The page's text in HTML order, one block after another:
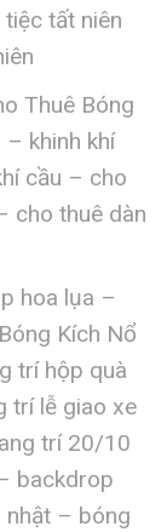
tất niên
Thuê Bóng
– khinh khí
cầu – cho
cho thuê dàn
hoa lụa –
Kích Nổ
trí hộp quà
trí lễ giao xe
trí 20/10
backdrop
nhật – bóng